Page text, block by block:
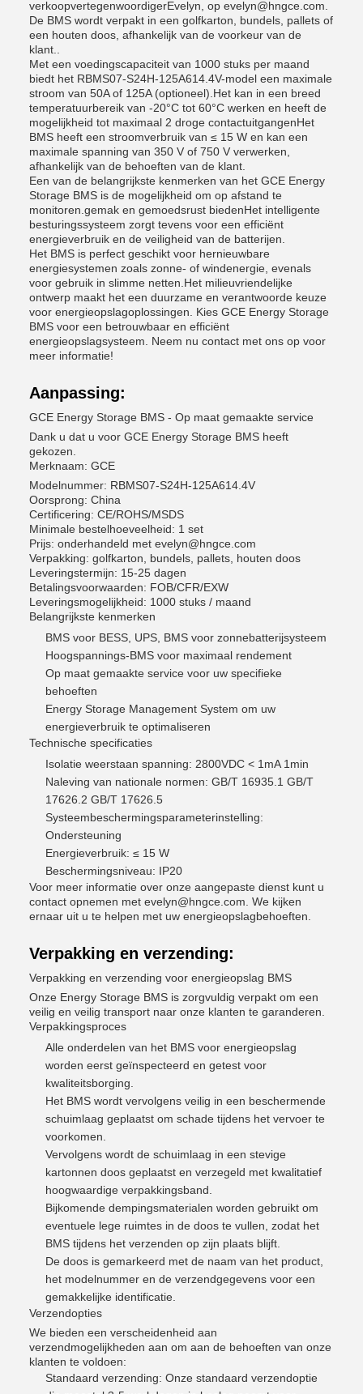
verkoopvertegenwoordigerEvelyn, op evelyn@hngce.com.
De BMS wordt verpakt in een golfkarton, bundels, pallets of
een houten doos, afhankelijk van de voorkeur van de
klant..
Met een voedingscapaciteit van 1000 stuks per maand
biedt het RBMS07-S24H-125A614.4V-model een maximale
stroom van 50A of 125A (optioneel).Het kan in een breed
temperatuurbereik van -20°C tot 60°C werken en heeft de
mogelijkheid tot maximaal 2 droge contactuitgangenHet
BMS heeft een stroomverbruik van ≤ 15 W en kan een
maximale spanning van 350 V of 750 V verwerken,
afhankelijk van de behoeften van de klant.
Een van de belangrijkste kenmerken van het GCE Energy
Storage BMS is de mogelijkheid om op afstand te
monitoren.gemak en gemoedsrust biedenHet intelligente
besturingssysteem zorgt tevens voor een efficiënt
energieverbruik en de veiligheid van de batterijen.
Het BMS is perfect geschikt voor hernieuwbare
energiesystemen zoals zonne- of windenergie, evenals
voor gebruik in slimme netten.Het milieuvriendelijke
ontwerp maakt het een duurzame en verantwoorde keuze
voor energieopslagoplossingen. Kies GCE Energy Storage
BMS voor een betrouwbaar en efficiënt
energieopslagsysteem. Neem nu contact met ons op voor
meer informatie!
Aanpassing:
GCE Energy Storage BMS - Op maat gemaakte service
Dank u dat u voor GCE Energy Storage BMS heeft
gekozen.
Merknaam: GCE
Modelnummer: RBMS07-S24H-125A614.4V
Oorsprong: China
Certificering: CE/ROHS/MSDS
Minimale bestelhoeveelheid: 1 set
Prijs: onderhandeld met evelyn@hngce.com
Verpakking: golfkarton, bundels, pallets, houten doos
Leveringstermijn: 15-25 dagen
Betalingsvoorwaarden: FOB/CFR/EXW
Leveringsmogelijkheid: 1000 stuks / maand
Belangrijkste kenmerken
BMS voor BESS, UPS, BMS voor zonnebatterijsysteem
Hoogspannings-BMS voor maximaal rendement
Op maat gemaakte service voor uw specifieke
behoeften
Energy Storage Management System om uw
energieverbruik te optimaliseren
Technische specificaties
Isolatie weerstaan spanning: 2800VDC < 1mA 1min
Naleving van nationale normen: GB/T 16935.1 GB/T
17626.2 GB/T 17626.5
Systeembeschermingsparameterinstelling:
Ondersteuning
Energieverbruik: ≤ 15 W
Beschermingsniveau: IP20
Voor meer informatie over onze aangepaste dienst kunt u
contact opnemen met evelyn@hngce.com. We kijken
ernaar uit u te helpen met uw energieopslagbehoeften.
Verpakking en verzending:
Verpakking en verzending voor energieopslag BMS
Onze Energy Storage BMS is zorgvuldig verpakt om een
veilig en veilig transport naar onze klanten te garanderen.
Verpakkingsproces
Alle onderdelen van het BMS voor energieopslag
worden eerst geïnspecteerd en getest voor
kwaliteitsborging.
Het BMS wordt vervolgens veilig in een beschermende
schuimlaag geplaatst om schade tijdens het vervoer te
voorkomen.
Vervolgens wordt de schuimlaag in een stevige
kartonnen doos geplaatst en verzegeld met kwalitatief
hoogwaardige verpakkingsband.
Bijkomende dempingsmaterialen worden gebruikt om
eventuele lege ruimtes in de doos te vullen, zodat het
BMS tijdens het verzenden op zijn plaats blijft.
De doos is gemarkeerd met de naam van het product,
het modelnummer en de verzendgegevens voor een
gemakkelijke identificatie.
Verzendopties
We bieden een verscheidenheid aan
verzendmogelijkheden aan om aan de behoeften van onze
klanten te voldoen:
Standaard verzending: Onze standaard verzendoptie